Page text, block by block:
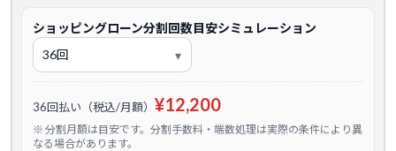
ショッピングローン分割回数目安シミュレーション
36回払い（税込/月額） ¥12,200
※ 分割月額は目安です。分割手数料・端数処理は実際の条件により異
なる場合があります。